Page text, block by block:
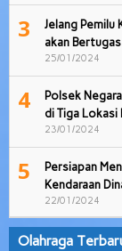
3
Jelang Pemilu
akan
25/01/2024
4
Polsek
di Tiga Lokasi
23/01/2024
5
Persiapan
Kendaraan
22/01/2024
Olahraga